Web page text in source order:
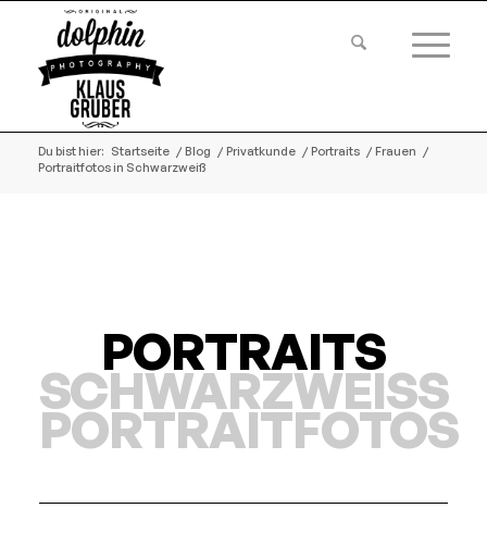
Du bist hier: Startseite / Blog / Privatkunde / Portraits / Frauen /
Portraitfotos in Schwarzweiß
PORTRAITS
SCHWARZWEISS P
ORTRAITFOTOS